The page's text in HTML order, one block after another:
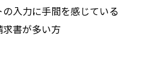
入力に手間を感じている
書が多い方